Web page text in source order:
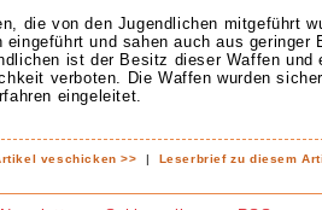
die von den Jugendlichen mitgeführt
eingeführt und sahen auch aus geringer
ist der Besitz dieser Waffen und
verboten. Die Waffen wurden
eingeleitet.
veschicken >> | Leserbrief zu diesem